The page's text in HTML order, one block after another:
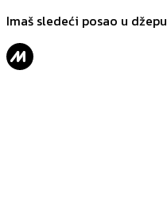
Imaš sledeći posao u džepu